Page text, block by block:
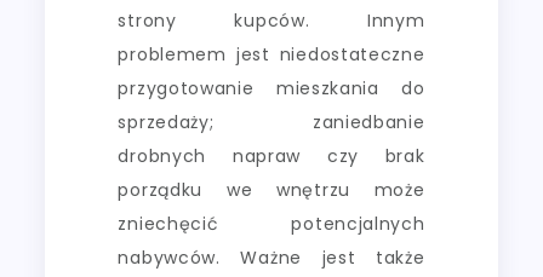
strony kupców. Innym
problemem jest niedostateczne
przygotowanie mieszkania do
sprzedaży; zaniedbanie
drobnych napraw czy brak
porządku we wnętrzu może
zniechęcić potencjalnych
nabywców. Ważne jest także